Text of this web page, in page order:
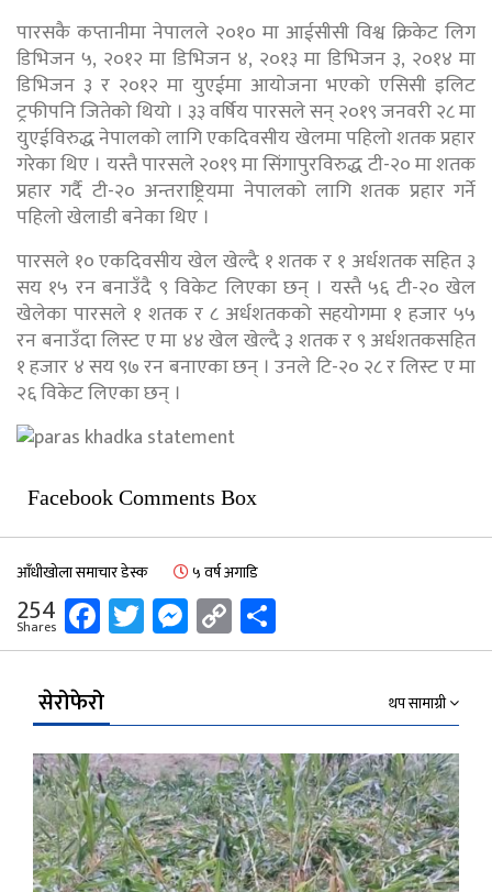
पारसकै कप्तानीमा नेपालले २०१० मा आईसीसी विश्व क्रिकेट लिग
डिभिजन ५, २०१२ मा डिभिजन ४, २०१३ मा डिभिजन ३, २०१४ मा
डिभिजन ३ र २०१२ मा युएईमा आयोजना भएको एसिसी इलिट
ट्रफीपनि जितेको थियो । ३३ वर्षिय पारसले सन् २०१९ जनवरी २८ मा
युएईविरुद्ध नेपालको लागि एकदिवसीय खेलमा पहिलो शतक प्रहार
गरेका थिए । यस्तै पारसले २०१९ मा सिंगापुरविरुद्ध टी-२० मा शतक
प्रहार गर्दै टी-२० अन्तराष्ट्रियमा नेपालको लागि शतक प्रहार गर्ने
पहिलो खेलाडी बनेका थिए ।
पारसले १० एकदिवसीय खेल खेल्दै १ शतक र १ अर्धशतक सहित ३
सय १५ रन बनाउँदै ९ विकेट लिएका छन् । यस्तै ५६ टी-२० खेल
खेलेका पारसले १ शतक र ८ अर्धशतकको सहयोगमा १ हजार ५५
रन बनाउँदा लिस्ट ए मा ४४ खेल खेल्दै ३ शतक र ९ अर्धशतकसहित
१ हजार ४ सय ९७ रन बनाएका छन् । उनले टि-२० २८ र लिस्ट ए मा
२६ विकेट लिएका छन् ।
Facebook Comments Box
आँधीखोला समाचार डेस्क ५ वर्ष अगाडि
254
Shares Facebook
Twitter
Messenger
Copy
Link
सेरोफेरो थप सामाग्री